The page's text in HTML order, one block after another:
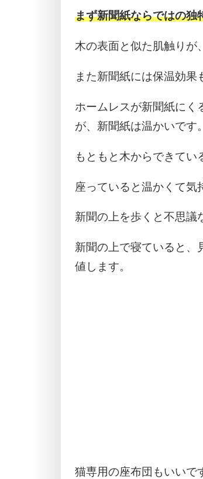
まず新聞紙ならではの独
木の表面と似た肌触りが
また新聞紙には保温効果
ホームレスが新聞紙にく
が、新聞紙は温かいです。
もともと木からできてい
座っていると温かくて気
新聞の上を歩くと不思議
新聞の上で寝ていると、
値します。
猫専用の座布団もいいで